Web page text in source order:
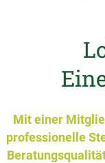
Mit einer
professionelle